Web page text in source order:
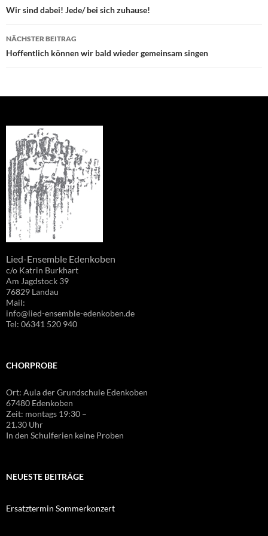
Wir sind dabei! Jede/ bei sich zuhause!
NÄCHSTER BEITRAG
Hoffentlich können wir bald wieder gemeinsam singen
Lied-Ensemble Edenkoben
c/o Katrin Burkhart
Am Jagdstock 39
76829 Landau
Mail:
info@lied-ensemble-edenkoben.de
Tel: 06341 520 940
CHORPROBE
Ort: Aula der Grundschule Edenkoben
67480 Edenkoben
Zeit: montags 19:30 –
21.30 Uhr
In den Schulferien keine Proben
NEUESTE BEITRÄGE
Ersatztermin Sommerkonzert